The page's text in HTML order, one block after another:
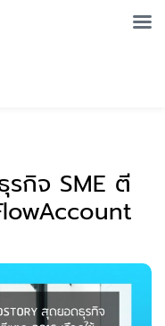
กิจ SME ตี